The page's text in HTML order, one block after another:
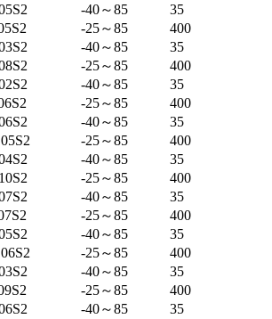
-40～85
35
-25～85
400
-40～85
35
-25～85
400
-40～85
35
-25～85
400
-40～85
35
-25～85
400
-40～85
35
-25～85
400
-40～85
35
-25～85
400
-40～85
35
-25～85
400
-40～85
35
-25～85
400
-40～85
35